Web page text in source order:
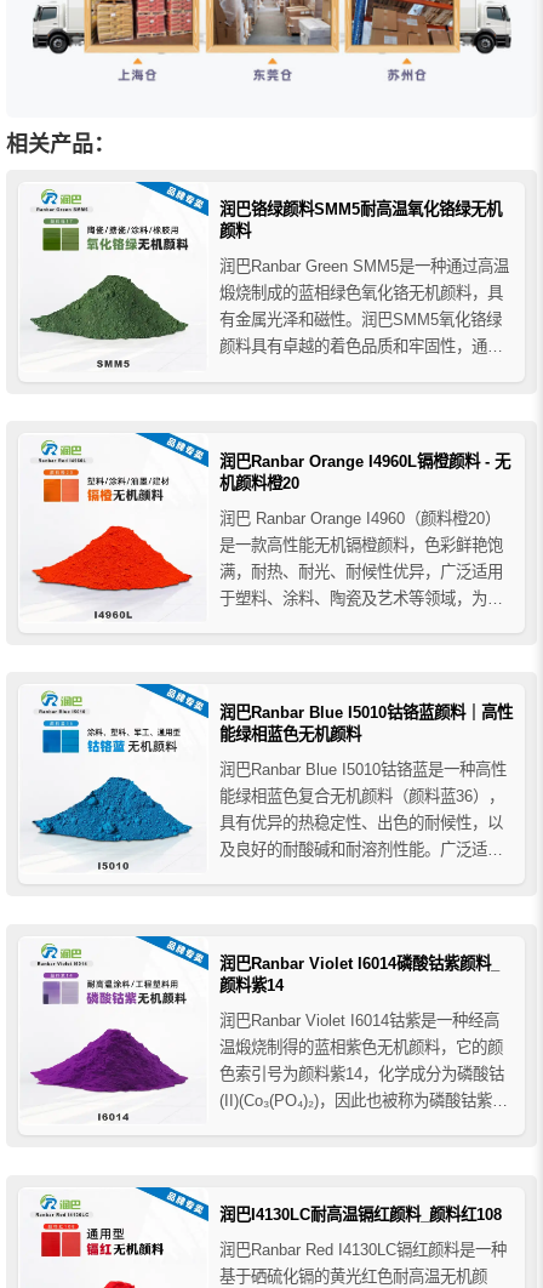
相关产品：
润巴铬绿颜料SMM5耐高温氧化铬绿无机
颜料
润巴Ranbar Green SMM5是一种通过高温
煅烧制成的蓝相绿色氧化铬无机颜料，具
有金属光泽和磁性。润巴SMM5氧化铬绿
颜料具有卓越的着色品质和牢固性，通常
筑材料、美术用颜料、纸币专用油墨、橡
胶等。
润巴Ranbar Orange I4960L镉橙颜料 - 无
机颜料橙20
润巴 Ranbar Orange I4960（颜料橙20）
是一款高性能无机镉橙颜料，色彩鲜艳饱
满，耐热、耐光、耐候性优异，广泛适用
于塑料、涂料、陶瓷及艺术等领域，为您
润巴Ranbar Blue I5010钴铬蓝颜料｜高性
能绿相蓝色无机颜料
润巴Ranbar Blue I5010钴铬蓝是一种高性
能绿相蓝色复合无机颜料（颜料蓝36），
具有优异的热稳定性、出色的耐候性，以
及良好的耐酸碱和耐溶剂性能。广泛适用
理想的功能性色彩解决方案。
润巴Ranbar Violet I6014磷酸钴紫颜料_
颜料紫14
润巴Ranbar Violet I6014钴紫是一种经高
温煅烧制得的蓝相紫色无机颜料，它的颜
色索引号为颜料紫14，化学成分为磷酸钴
(II)(Co₃(PO₄)₂)，因此也被称为磷酸钴紫颜
域。
润巴I4130LC耐高温镉红颜料_颜料红108
润巴Ranbar Red I4130LC镉红颜料是一种
基于硒硫化镉的黄光红色耐高温无机颜